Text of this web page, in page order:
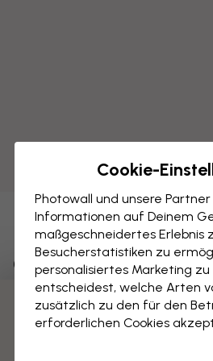
Graue Karte von
LEINWANDBILD
Cookie-
Photowall und unsere
Informationen auf Deinem
maßgeschneidertes Erlebnis
Besucherstatistiken zu
personalisiertes Marketing
entscheidest, welche Arten
zusätzlich zu den für den
erforderlichen Cookies